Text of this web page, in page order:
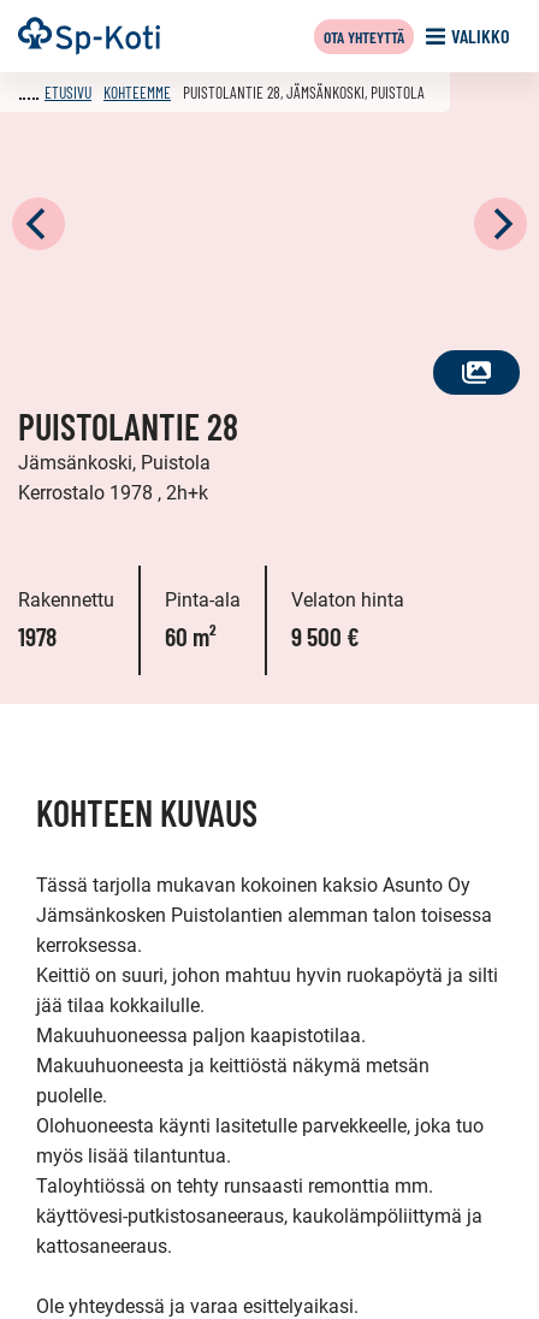
Siirry
sisältöön
Etusivu VALIKKO
OTA YHTEYTTÄ
KATSO
ETUSIVU KOHTEEMME PUISTOLANTIE 28, JÄMSÄNKOSKI, PUISTOLA
PUISTOLANTIE 28
Jämsänkoski, Puistola
Kerrostalo 1978 , 2h+k
Rakennettu
1978
Pinta-ala
60 m²
Velaton hinta
9 500 €
KOHTEEN KUVAUS
Tässä tarjolla mukavan kokoinen kaksio Asunto Oy
Jämsänkosken Puistolantien alemman talon toisessa
kerroksessa.
Keittiö on suuri, johon mahtuu hyvin ruokapöytä ja silti
jää tilaa kokkailulle.
Makuuhuoneessa paljon kaapistotilaa.
Makuuhuoneesta ja keittiöstä näkymä metsän
puolelle.
Olohuoneesta käynti lasitetulle parvekkeelle, joka tuo
myös lisää tilantuntua.
Taloyhtiössä on tehty runsaasti remonttia mm.
käyttövesi-putkistosaneeraus, kaukolämpöliittymä ja
kattosaneeraus.
Ole yhteydessä ja varaa esittelyaikasi.